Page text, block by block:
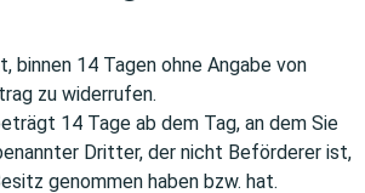
binnen 14 Tagen ohne Angabe von
zu widerrufen.
14 Tage ab dem Tag, an dem Sie
Dritter, der nicht Beförderer ist,
genommen haben bzw. hat.